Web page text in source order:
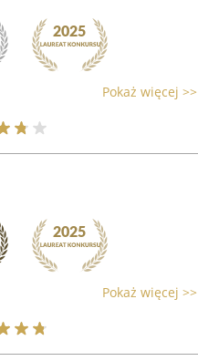
Pokaż więcej >>
Pokaż więcej >>